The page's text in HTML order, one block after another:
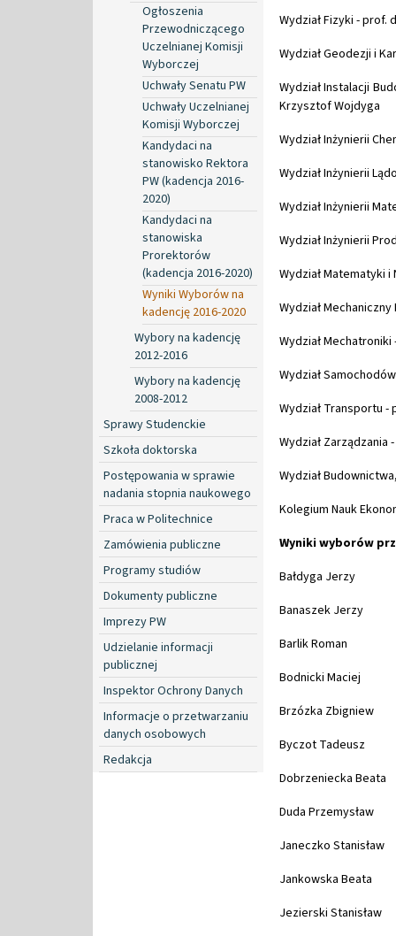
Ogłoszenia
Przewodniczącego
Uczelnianej Komisji
Wyborczej
Uchwały Senatu PW
Uchwały Uczelnianej
Komisji Wyborczej
Kandydaci na
stanowisko Rektora
PW (kadencja 2016-
2020)
Kandydaci na
stanowiska
Prorektorów
(kadencja 2016-2020)
Wyniki Wyborów na
kadencję 2016-2020
Wybory na kadencję
2012-2016
Wybory na kadencję
2008-2012
Sprawy Studenckie
Szkoła doktorska
Postępowania w sprawie
nadania stopnia naukowego
Praca w Politechnice
Zamówienia publiczne
Programy studiów
Dokumenty publiczne
Imprezy PW
Udzielanie informacji
publicznej
Inspektor Ochrony Danych
Informacje o przetwarzaniu
danych osobowych
Redakcja
Wydział Fizyki - prof.
Wydział Geodezji i
Wydział Instalacji
Krzysztof Wojdyga
Wydział Inżynierii
Wydział Inżynierii
Wydział Inżynierii
Wydział Inżynierii
Wydział Matematyki
Wydział
Wydział
Wydział
Wydział Transportu -
Wydział Zarządzania
Wydział
Kolegium Nauk
Wyniki wyborów
Bałdyga Jerzy
Banaszek Jerzy
Barlik Roman
Bodnicki Maciej
Brzózka Zbigniew
Byczot Tadeusz
Dobrzeniecka Beata
Duda Przemysław
Janeczko Stanisław
Jankowska Beata
Jezierski Stanisław